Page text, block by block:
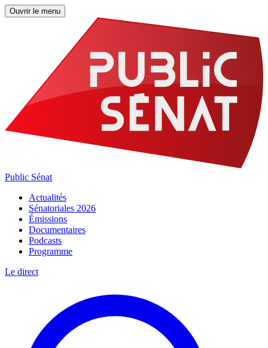
Ouvrir le menu
Public Sénat
Actualités
Sénatoriales 2026
Émissions
Documentaires
Podcasts
Programme
Le direct